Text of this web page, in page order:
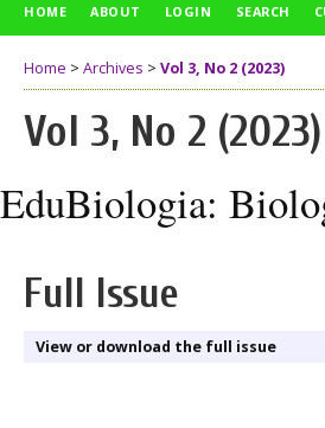
HOME ABOUT LOGIN SEARCH
Home > Archives > Vol 3, No 2 (2023)
Vol 3, No 2 (2023)
EduBiologia:
Full Issue
View or download the full issue